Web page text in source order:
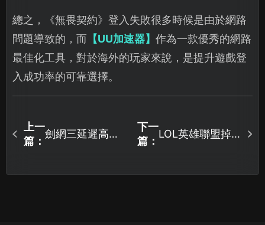
總之，《無畏契約》登入失敗很多時候是由於網路
問題導致的，而 【UU加速器】 作為一款優秀的網路
最佳化工具，對於海外的玩家來說，是提升遊戲登
入成功率的可靠選擇。
上一
篇：
劍網三延遲高如
法！
下一
篇：
LOL英雄聯盟掉
搞定！